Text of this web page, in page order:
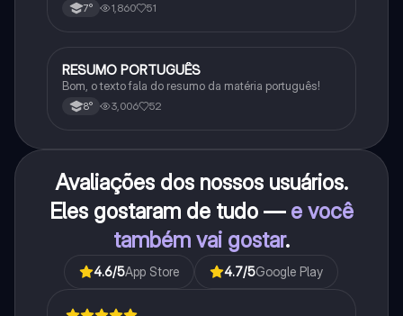
7° 1,860 51
Português
RESUMO PORTUGUÊS
Bom, o texto fala do resumo da matéria português!
8° 3,006 52
Avaliações dos nossos usuários.
Eles gostaram de tudo — e você
também vai gostar.
4.6/5App Store 4.7/5Google Play